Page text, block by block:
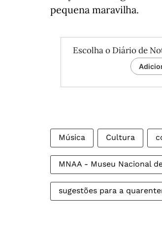
pequena maravilha.
Escolha o Diário de
Música Cultura
MNAA - Museu Nacional
sugestões para a